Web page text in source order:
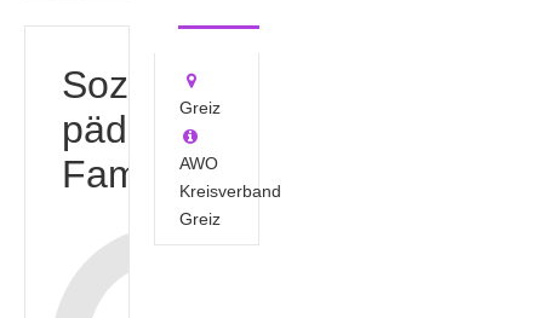
Sozial-
pädagogische
Familienhilfe
Greiz
AWO
Kreisverband
Greiz